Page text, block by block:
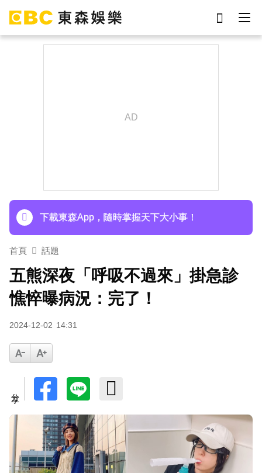
下載東森App，隨時掌握天下大小事！
首頁 話題
五熊深夜「呼吸不過來」掛急診
憔悴曝病況：完了！
2024-12-02 14:31